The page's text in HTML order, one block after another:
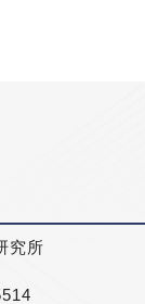
究所